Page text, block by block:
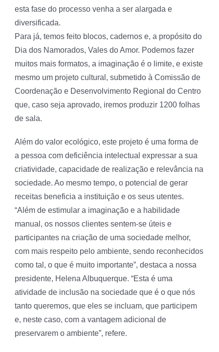
esta fase do processo venha a ser alargada e
diversificada.
Para já, temos feito blocos, cadernos e, a propósito do
Dia dos Namorados, Vales do Amor. Podemos fazer
muitos mais formatos, a imaginação é o limite, e existe
mesmo um projeto cultural, submetido à Comissão de
Coordenação e Desenvolvimento Regional do Centro
que, caso seja aprovado, iremos produzir 1200 folhas
de sala.
Além do valor ecológico, este projeto é uma forma de
a pessoa com deficiência intelectual expressar a sua
criatividade, capacidade de realização e relevância na
sociedade. Ao mesmo tempo, o potencial de gerar
receitas beneficia a instituição e os seus utentes.
“Além de estimular a imaginação e a habilidade
manual, os nossos clientes sentem-se úteis e
participantes na criação de uma sociedade melhor,
com mais respeito pelo ambiente, sendo reconhecidos
como tal, o que é muito importante”, destaca a nossa
presidente, Helena Albuquerque. “Esta é uma
atividade de inclusão na sociedade que é o que nós
tanto queremos, que eles se incluam, que participem
e, neste caso, com a vantagem adicional de
preservarem o ambiente”, refere.